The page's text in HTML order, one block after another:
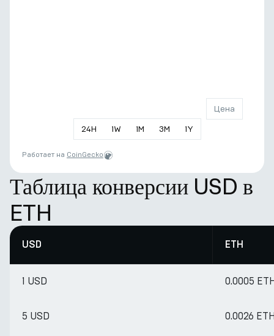
24H 1W 1M 3M 1Y
Цена
Работает на CoinGecko
Таблица конверсии USD в
ETH
USD ETH
1 USD 0.0005
5 USD 0.0026